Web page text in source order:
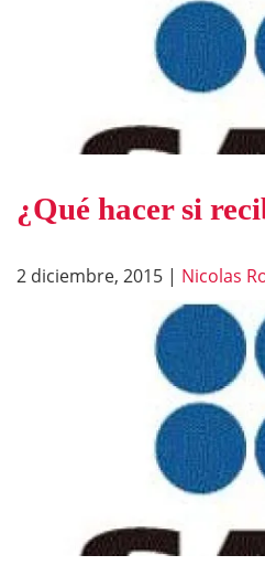
¿Qué hacer si
2 diciembre, 2015 | Nicolas